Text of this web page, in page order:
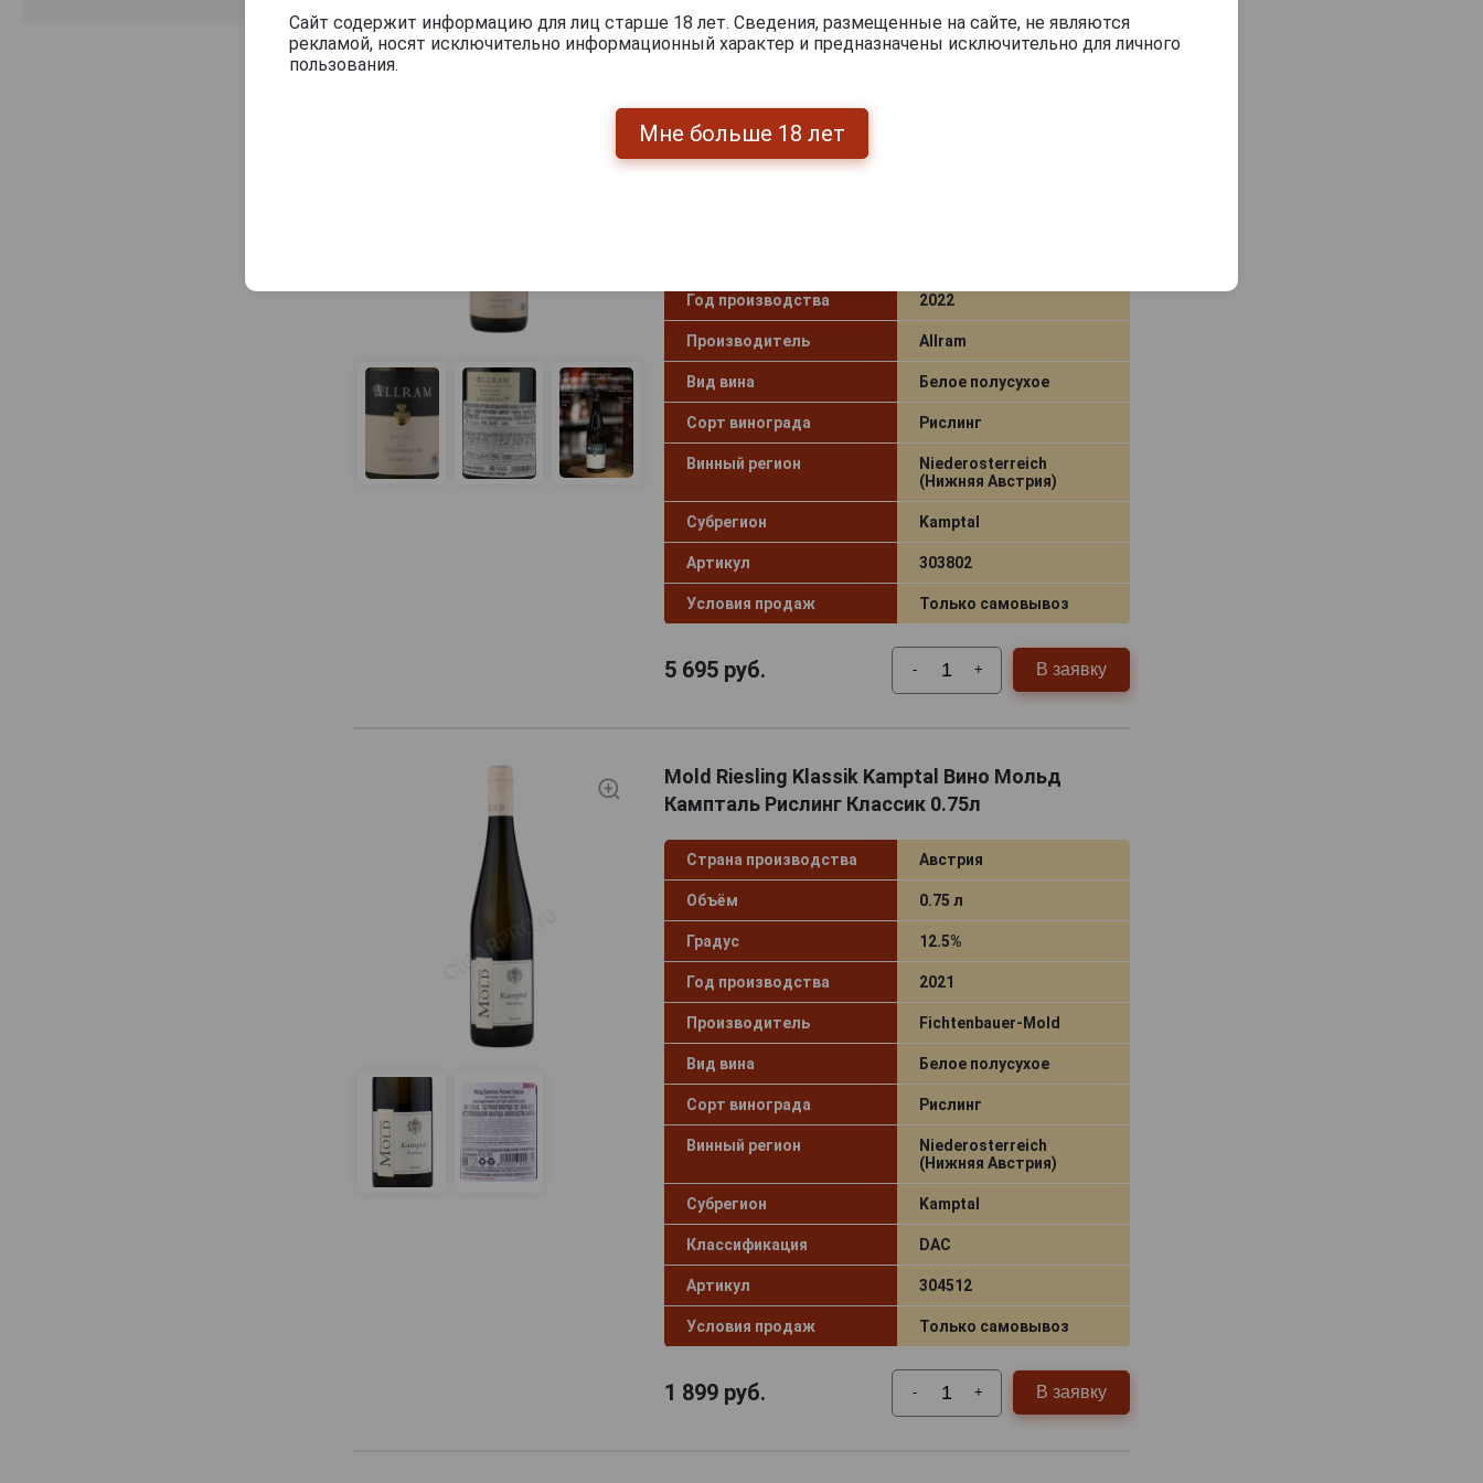
0.75л
Год производства 2022
Производитель Allram
Вид вина Белое полусухое
Сорт винограда Рислинг
Винный регион
Niederosterreich
(Нижняя Австрия)
Субрегион Kamptal
Артикул 303802
Условия продаж Только самовывоз
5 695руб. - + В заявку
Mold Riesling Klassik Kamptal Вино Мольд
Кампталь Рислинг Классик 0.75л
Страна производства Австрия
Объём 0.75 л
Градус 12.5%
Год производства 2021
Производитель Fichtenbauer-Mold
Вид вина Белое полусухое
Сорт винограда Рислинг
Винный регион
Niederosterreich
(Нижняя Австрия)
Субрегион Kamptal
Классификация DAC
Артикул 304512
Условия продаж Только самовывоз
1 899руб. - + В заявку
Сайт содержит информацию для лиц старше 18 лет. Сведения, размещенные на сайте, не являются
рекламой, носят исключительно информационный характер и предназначены исключительно для личного
пользования.
Мне больше 18 лет